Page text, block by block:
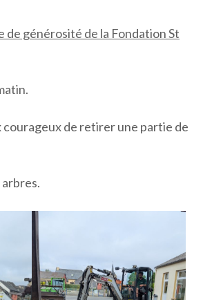
de générosité de la Fondation St
de retirer une partie de